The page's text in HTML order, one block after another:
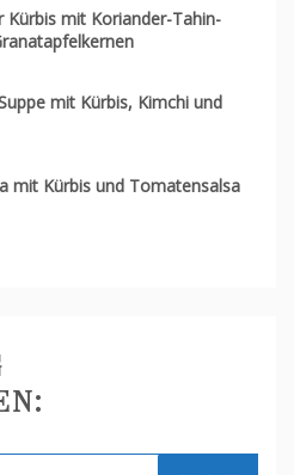
mit Koriander-Tahin-
mit Kürbis, Kimchi und
mit Kürbis und Tomatensalsa